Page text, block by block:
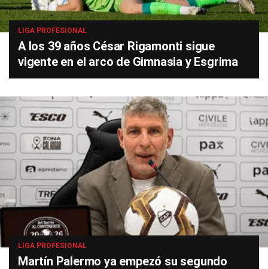
LIGA PROFESIONAL
A los 39 años César Rigamonti sigue
vigente en el arco de Gimnasia y Esgrima
LIGA PROFESIONAL
Martín Palermo ya empezó su segundo